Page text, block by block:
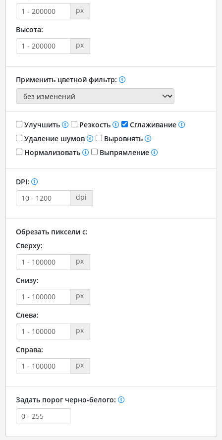
px
Высота:
px
Применить цветной фильтр:
Улучшить Резкость
Сглаживание
Удаление шумов
Выровнять
Нормализовать
Выпрямление
DPI:
dpi
Обрезать пиксели с:
Сверху:
px
Снизу:
px
Слева:
px
Справа:
px
Задать порог черно-белого: